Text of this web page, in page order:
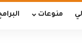
منوعات